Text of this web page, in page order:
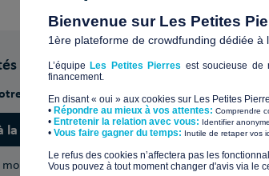
newsletter pour découvrir nos actualités et
la newsletter
moment vous désinscrire.En savoir plus sur la
Bienvenue sur Les Petites
1ère plateforme de crowdfunding dédiée à
L’équipe Les Petites Pierres est soucieuse de
financement.
En disant « oui » aux cookies sur Les Petites
• Répondre au mieux à vos attentes: Comprendre
• Entretenir la relation avec vous: Identifier
​• Vous faire gagner du temps: Inutile de retaper vos
​Le refus des cookies n’affectera pas les
Vous pouvez à tout moment changer d'avis via le